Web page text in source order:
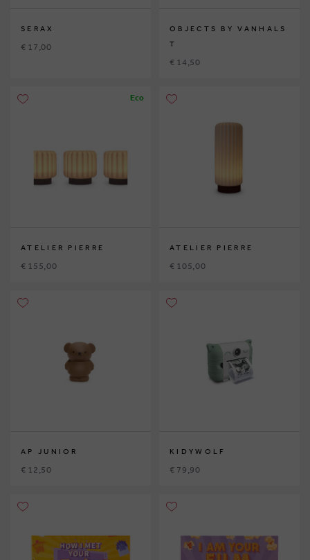
SERAX
€ 17,00
OBJECTS BY VANHALS
T
€ 14,50
Eco
ATELIER PIERRE
€ 155,00
ATELIER PIERRE
€ 105,00
AP JUNIOR
€ 12,50
KIDYWOLF
€ 79,90